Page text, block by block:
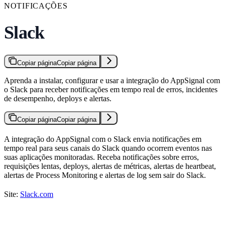
NOTIFICAÇÕES
Slack
Copiar páginaCopiar página
Aprenda a instalar, configurar e usar a integração do AppSignal com
o Slack para receber notificações em tempo real de erros, incidentes
de desempenho, deploys e alertas.
Copiar páginaCopiar página
A integração do AppSignal com o Slack envia notificações em
tempo real para seus canais do Slack quando ocorrem eventos nas
suas aplicações monitoradas. Receba notificações sobre erros,
requisições lentas, deploys, alertas de métricas, alertas de heartbeat,
alertas de Process Monitoring e alertas de log sem sair do Slack.
Site: Slack.com